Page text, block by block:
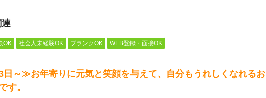
OK 社会人未経験OK ブランクOK WEB登録・面接OK
～≫お年寄りに元気と笑顔を与えて、自分もうれしくなれるお
す。